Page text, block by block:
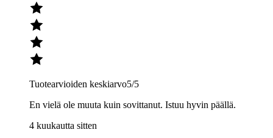
Tuotearvioiden keskiarvo5/5
En vielä ole muuta kuin sovittanut. Istuu hyvin päällä.
4 kuukautta sitten